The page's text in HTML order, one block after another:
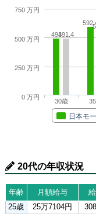
493491.4
日本モ
30歳
0 万円
250 万円
500 万円
750 万円
20代の年収状況
年齢 月額給与
25歳
25万7104円